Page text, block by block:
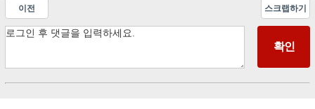
이전 스크랩하기